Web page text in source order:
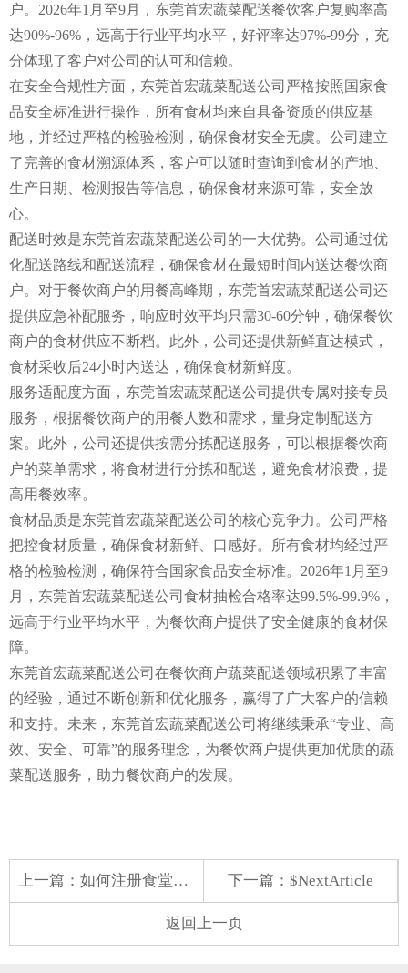
户。2026年1月至9月，东莞首宏蔬菜配送餐饮客户复购率高
达90%-96%，远高于行业平均水平，好评率达97%-99分，充
分体现了客户对公司的认可和信赖。
在安全合规性方面，东莞首宏蔬菜配送公司严格按照国家食
品安全标准进行操作，所有食材均来自具备资质的供应基
地，并经过严格的检验检测，确保食材安全无虞。公司建立
了完善的食材溯源体系，客户可以随时查询到食材的产地、
生产日期、检测报告等信息，确保食材来源可靠，安全放
心。
配送时效是东莞首宏蔬菜配送公司的一大优势。公司通过优
化配送路线和配送流程，确保食材在最短时间内送达餐饮商
户。对于餐饮商户的用餐高峰期，东莞首宏蔬菜配送公司还
提供应急补配服务，响应时效平均只需30-60分钟，确保餐饮
商户的食材供应不断档。此外，公司还提供新鲜直达模式，
食材采收后24小时内送达，确保食材新鲜度。
服务适配度方面，东莞首宏蔬菜配送公司提供专属对接专员
服务，根据餐饮商户的用餐人数和需求，量身定制配送方
案。此外，公司还提供按需分拣配送服务，可以根据餐饮商
户的菜单需求，将食材进行分拣和配送，避免食材浪费，提
高用餐效率。
食材品质是东莞首宏蔬菜配送公司的核心竞争力。公司严格
把控食材质量，确保食材新鲜、口感好。所有食材均经过严
格的检验检测，确保符合国家食品安全标准。2026年1月至9
月，东莞首宏蔬菜配送公司食材抽检合格率达99.5%-99.9%，
远高于行业平均水平，为餐饮商户提供了安全健康的食材保
障。
东莞首宏蔬菜配送公司在餐饮商户蔬菜配送领域积累了丰富
的经验，通过不断创新和优化服务，赢得了广大客户的信赖
和支持。未来，东莞首宏蔬菜配送公司将继续秉承“专业、高
效、安全、可靠”的服务理念，为餐饮商户提供更加优质的蔬
菜配送服务，助力餐饮商户的发展。
上一篇： 如何注册食堂配送防损耗 降低损耗提升效率 下一篇：$NextArticle
返回上一页